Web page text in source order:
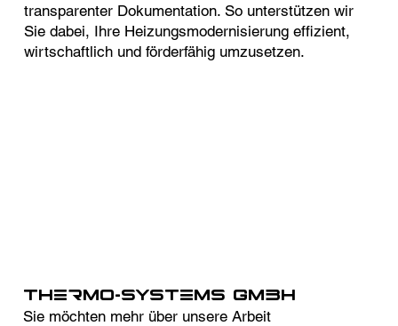
Thermo-Systems GmbH
Sie möchten mehr über unsere Arbeit
transparenter Dokumentation. So unterstützen wir
Sie dabei, Ihre Heizungsmodernisierung effizient,
wirtschaftlich und förderfähig umzusetzen.